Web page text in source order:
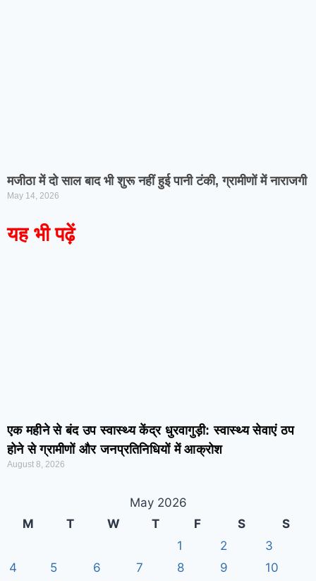
मजीठा में दो साल बाद भी शुरू नहीं हुई पानी टंकी, ग्रामीणों में नाराजगी
May 14, 2026
यह भी पढ़ें
एक महीने से बंद उप स्वास्थ्य केंद्र धुरवागुड़ी: स्वास्थ्य सेवाएं ठप
होने से ग्रामीणों और जनप्रतिनिधियों में आक्रोश
August 8, 2026
May 2026
M
T W T F S
S
1
2
3
4
5 6 7 8 9
10